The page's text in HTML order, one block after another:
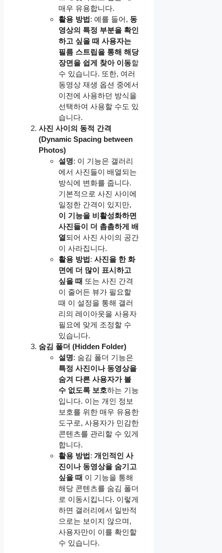
매우 유용합니다.
활용 방법: 예를 들어, 동
영상의 특정 부분을 확인
하고 싶을 때 사용자는
필름 스트립을 통해 해당
장면을 쉽게 찾아 이동할
수 있습니다. 또한, 여러
동영상 재생 옵션 중에서
이전에 사용하던 방식을
선택하여 사용할 수도 있
습니다.
사진 사이의 동적 간격
(Dynamic Spacing between
Photos)
설명: 이 기능은 갤러리
에서 사진들이 배열되는
방식에 변화를 줍니다.
기본적으로 사진 사이에
일정한 간격이 있지만,
이 기능을 비활성화하면
사진들이 더 촘촘하게 배
열되어 사진 사이의 공간
이 사라집니다.
활용 방법: 사진을 한 화
면에 더 많이 표시하고
싶을 때 또는 사진 간격
이 줄어든 뷰가 필요할
때 이 설정을 통해 갤러
리의 레이아웃을 사용자
필요에 맞게 조정할 수
있습니다.
숨김 폴더 (Hidden Folder)
설명: 숨김 폴더 기능은
특정 사진이나 동영상을
숨겨 다른 사용자가 볼
수 없도록 보호하는 기능
입니다. 이는 개인 정보
보호를 위한 매우 유용한
도구로, 사용자가 민감한
콘텐츠를 관리할 수 있게
합니다.
활용 방법: 개인적인 사
진이나 동영상을 숨기고
싶을 때 이 기능을 통해
해당 콘텐츠를 숨김 폴더
로 이동시킵니다. 이렇게
하면 갤러리에서 일반적
으로는 보이지 않으며,
사용자만이 이를 확인할
수 있습니다.